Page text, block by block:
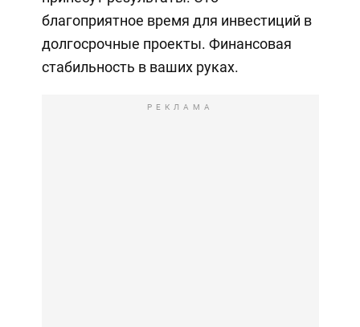
благоприятное время для инвестиций в
долгосрочные проекты. Финансовая
стабильность в ваших руках.
РЕКЛАМА